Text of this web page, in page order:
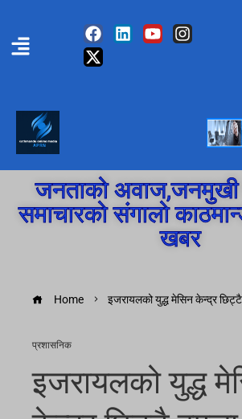
जनताको
समाचारको संगालो
खबर
Home इजरायलको युद्ध मेसिन केन्द्र छिट्टै
प्रशासनिक
इजरायलको युद्ध